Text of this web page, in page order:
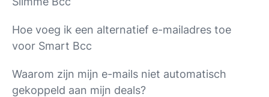
Hoe voeg ik een alternatief e-mailadres toe
voor Smart Bcc
Waarom zijn mijn e-mails niet automatisch
gekoppeld aan mijn deals?